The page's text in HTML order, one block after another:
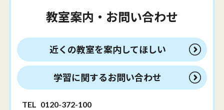
教室案内・お問い合わせ
近くの教室を案内してほしい
学習に関するお問い合わせ
TEL 0120-372-100